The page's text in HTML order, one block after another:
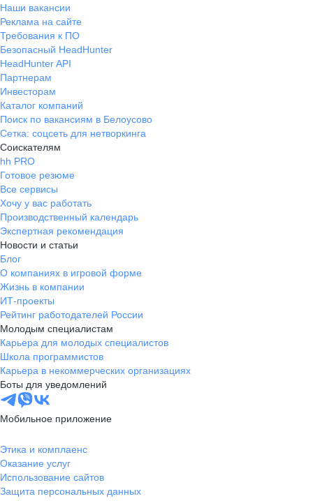
Наши вакансии
Реклама на сайте
Требования к ПО
Безопасный HeadHunter
HeadHunter API
Партнерам
Инвесторам
Каталог компаний
Поиск по вакансиям в Белоусово
Сетка: соцсеть для нетворкинга
Соискателям
hh PRO
Готовое резюме
Все сервисы
Хочу у вас работать
Производственный календарь
Экспертная рекомендация
Новости и статьи
Блог
О компаниях в игровой форме
Жизнь в компании
ИТ-проекты
Рейтинг работодателей России
Молодым специалистам
Карьера для молодых специалистов
Школа программистов
Карьера в некоммерческих организациях
Боты для уведомлений
Мобильное приложение
Этика и комплаенс
Оказание услуг
Использование сайтов
Защита персональных данных